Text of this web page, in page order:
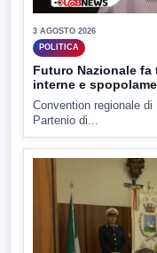
3 AGOSTO 2026
POLITICA
Futuro Nazionale
interne e
Convention regionale
Partenio di...